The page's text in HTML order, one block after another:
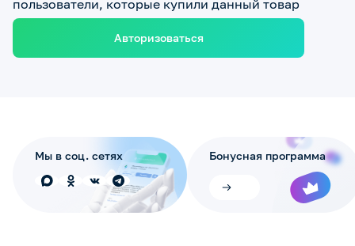
пользователи, которые купили данный товар
Авторизоваться
Мы в соц. сетях Бонусная программа